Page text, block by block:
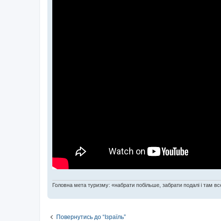
Головна мета туризму: «набрати побільше, забрати подалі і там
Повернутись до “Ізраїль”